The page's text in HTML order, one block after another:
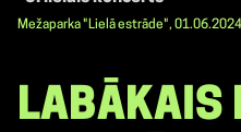
Mežaparka "Lielā estrāde", 01.06.2024
LABĀKAIS